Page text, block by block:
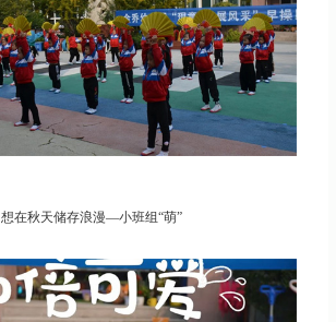
想在秋天储存浪漫—小班组“萌”